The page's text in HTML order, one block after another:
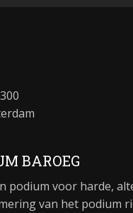
BAROEG
podium voor harde,
van het podium